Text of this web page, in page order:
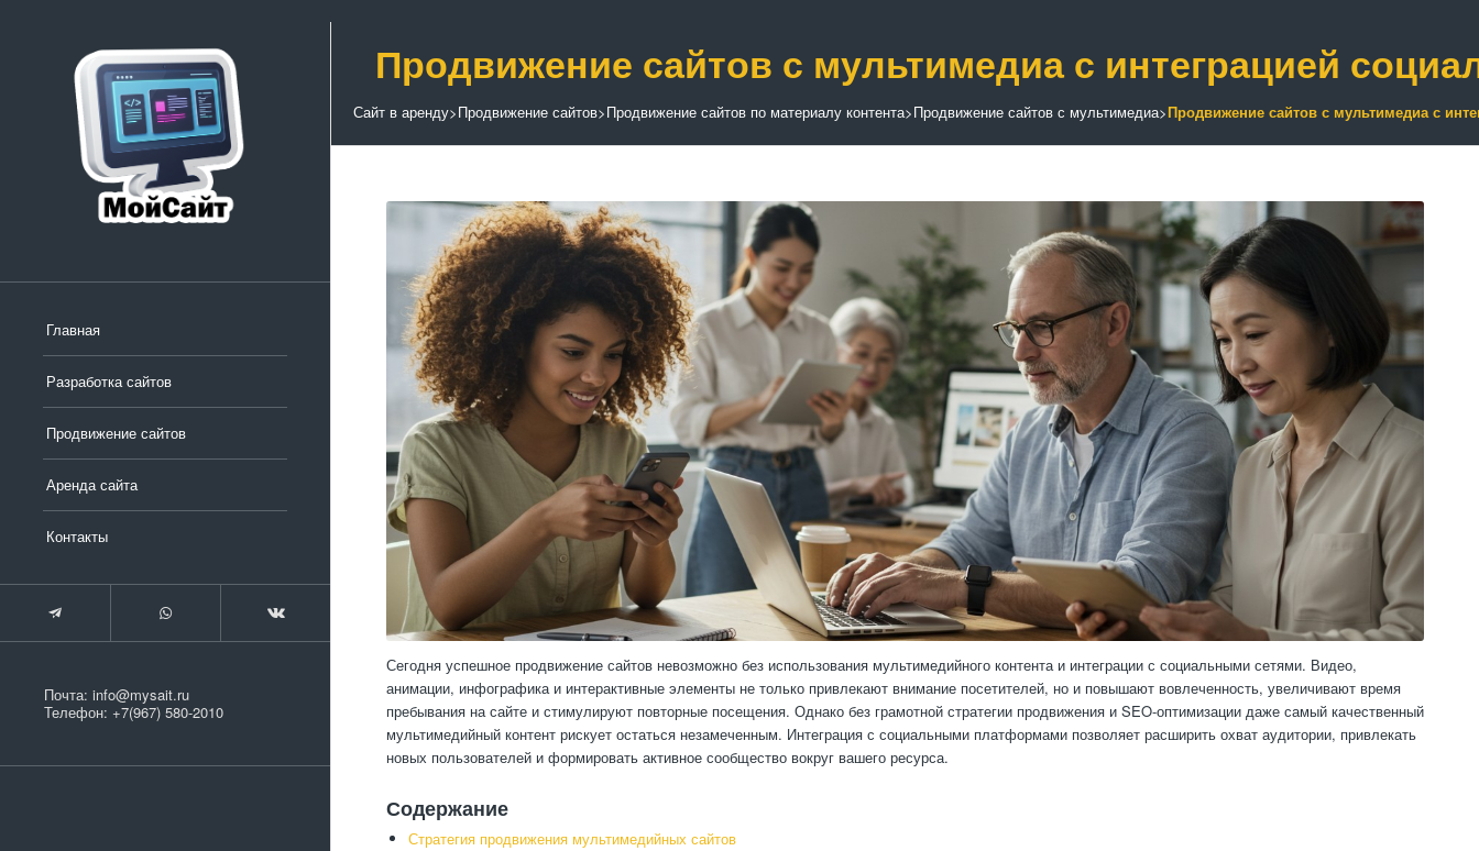
Главная
Разработка сайтов
Продвижение сайтов
Аренда сайта
Контакты
Почта: info@mysait.ru
Телефон: +7(967) 580-2010
Продвижение сайтов с мультимедиа с интеграцией
Сайт в аренду>Продвижение сайтов>Продвижение сайтов по материалу контента>Продвижение сайтов с мультимедиа>Продвижение сайтов с мультимедиа с
Сегодня успешное продвижение сайтов невозможно без использования мультимедийного контента и интеграции с социальными сетями. Видео,
анимации, инфографика и интерактивные элементы не только привлекают внимание посетителей, но и повышают вовлеченность, увеличивают время
пребывания на сайте и стимулируют повторные посещения. Однако без грамотной стратегии продвижения и SEO-оптимизации даже самый качественный
мультимедийный контент рискует остаться незамеченным. Интеграция с социальными платформами позволяет расширить охват аудитории, привлекать
новых пользователей и формировать активное сообщество вокруг вашего ресурса.
Содержание
Стратегия продвижения мультимедийных сайтов